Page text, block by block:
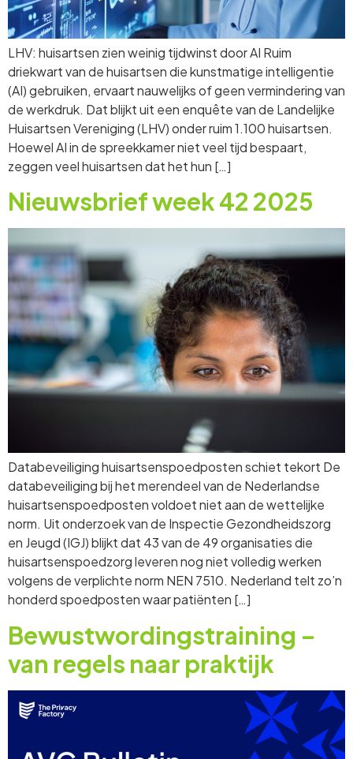
LHV: huisartsen zien weinig tijdwinst door AI Ruim
driekwart van de huisartsen die kunstmatige intelligentie
(AI) gebruiken, ervaart nauwelijks of geen vermindering van
de werkdruk. Dat blijkt uit een enquête van de Landelijke
Huisartsen Vereniging (LHV) onder ruim 1.100 huisartsen.
Hoewel AI in de spreekkamer niet veel tijd bespaart,
zeggen veel huisartsen dat het hun […]
Nieuwsbrief week 42 2025
Databeveiliging huisartsenspoedposten schiet tekort De
databeveiliging bij het merendeel van de Nederlandse
huisartsenspoedposten voldoet niet aan de wettelijke
norm. Uit onderzoek van de Inspectie Gezondheidszorg
en Jeugd (IGJ) blijkt dat 43 van de 49 organisaties die
huisartsenspoedzorg leveren nog niet volledig werken
volgens de verplichte norm NEN 7510. Nederland telt zo’n
honderd spoedposten waar patiënten […]
Bewustwordingstraining –
van regels naar praktijk